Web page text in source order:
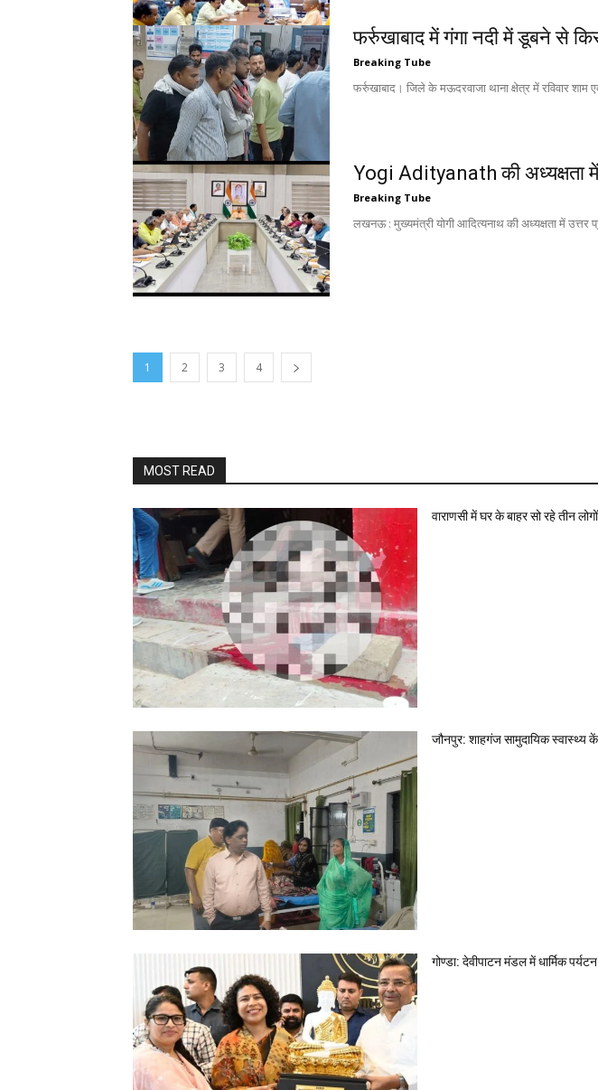
फर्रुखाबाद में गंगा नदी में डूबने से
Breaking Tube
फर्रुखाबाद। जिले के मऊदरवाजा थाना क्षेत्र में रविवार शाम
Yogi Adityanath की अध्यक्षता
Breaking Tube
लखनऊ : मुख्यमंत्री योगी आदित्यनाथ की अध्यक्षता में उत्तर
1 2 3 4
MOST READ
वाराणसी में घर के बाहर सो रहे तीन
जौनपुर: शाहगंज सामुदायिक स्वास्थ्य
गोण्डा: देवीपाटन मंडल में धार्मिक